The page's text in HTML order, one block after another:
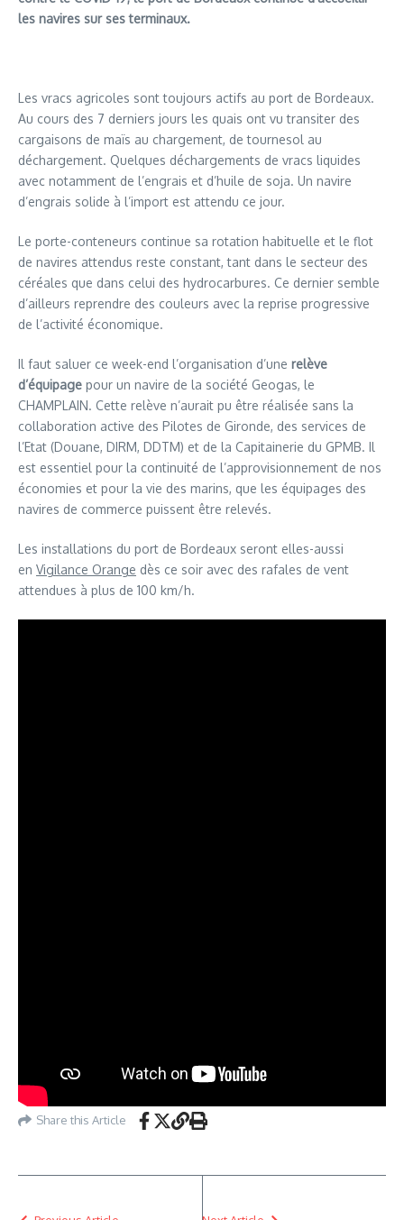
les navires sur ses terminaux.
Les vracs agricoles sont toujours actifs au port de Bordeaux.
Au cours des 7 derniers jours les quais ont vu transiter des
cargaisons de maïs au chargement, de tournesol au
déchargement. Quelques déchargements de vracs liquides
avec notamment de l’engrais et d’huile de soja. Un navire
d’engrais solide à l’import est attendu ce jour.
Le porte-conteneurs continue sa rotation habituelle et le flot
de navires attendus reste constant, tant dans le secteur des
céréales que dans celui des hydrocarbures. Ce dernier semble
d’ailleurs reprendre des couleurs avec la reprise progressive
de l’activité économique.
Il faut saluer ce week-end l’organisation d’une relève
d’équipage pour un navire de la société Geogas, le
CHAMPLAIN. Cette relève n’aurait pu être réalisée sans la
collaboration active des Pilotes de Gironde, des services de
l’Etat (Douane, DIRM, DDTM) et de la Capitainerie du GPMB. Il
est essentiel pour la continuité de l’approvisionnement de nos
économies et pour la vie des marins, que les équipages des
navires de commerce puissent être relevés.
Les installations du port de Bordeaux seront elles-aussi
en Vigilance Orange dès ce soir avec des rafales de vent
attendues à plus de 100 km/h.
Share this Article